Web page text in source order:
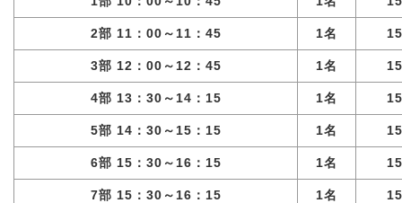
2部 11：00～11：45 1名
3部 12：00～12：45 1名
4部 13：30～14：15 1名
5部 14：30～15：15 1名
6部 15：30～16：15 1名
7部 15：30～16：15 1名